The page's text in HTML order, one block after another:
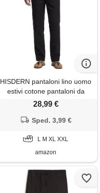
HISDERN pantaloni lino uomo
estivi cotone pantaloni da
lavoro uomo leggeri bottone
28,99 €
Sped. 3,99 €
L M XL XXL
amazon